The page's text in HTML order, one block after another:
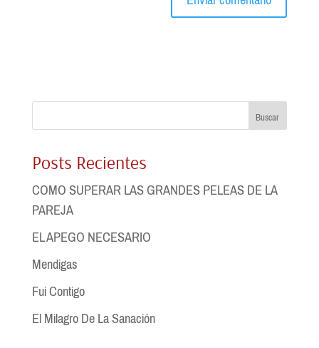
Buscar
Posts Recientes
COMO SUPERAR LAS GRANDES PELEAS DE LA
PAREJA
EL APEGO NECESARIO
Mendigas
Fui Contigo
El Milagro De La Sanación